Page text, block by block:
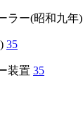
ラー(昭和九年)
35
装置 35